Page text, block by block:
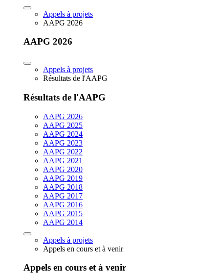
Appels à projets
AAPG 2026
AAPG 2026
Appels à projets
Résultats de l'AAPG
Résultats de l'AAPG
AAPG 2026
AAPG 2025
AAPG 2024
AAPG 2023
AAPG 2022
AAPG 2021
AAPG 2020
AAPG 2019
AAPG 2018
AAPG 2017
AAPG 2016
AAPG 2015
AAPG 2014
Appels à projets
Appels en cours et à venir
Appels en cours et à venir